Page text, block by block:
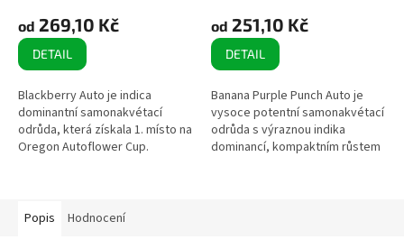
od 269,10 Kč
DETAIL
Blackberry Auto je indica
dominantní samonakvétací
odrůda, která získala 1. místo na
Oregon Autoflower Cup.
od 251,10 Kč
DETAIL
Banana Purple Punch Auto je
vysoce potentní samonakvétací
odrůda s výraznou indika
dominancí, kompaktním růstem
Popis
Hodnocení